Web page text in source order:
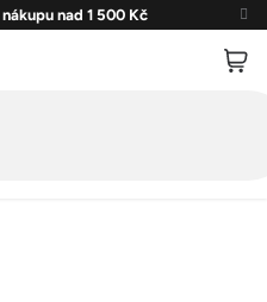
nad 1 500 Kč